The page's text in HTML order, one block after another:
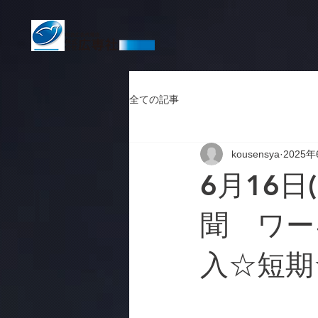
全ての記事
6月16日
聞 ワー
入☆短
kousensya 2025